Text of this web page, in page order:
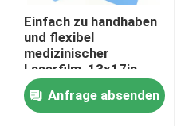
Einfach zu handhaben
und flexibel
medizinischer
Laserfilm, 13x17in,
0,15mm, mit einer
glatten und
biegfähigen
Anfrage absenden